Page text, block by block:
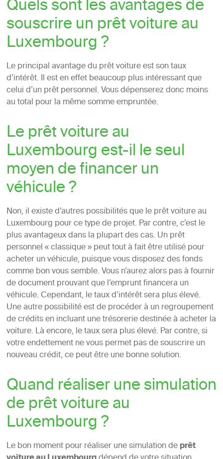
Quels sont les avantages de
souscrire un prêt voiture au
Luxembourg ?
Le principal avantage du prêt voiture est son taux
d’intérêt. Il est en effet beaucoup plus intéressant que
celui d’un prêt personnel. Vous dépenserez donc moins
au total pour la même somme empruntée.
Le prêt voiture au
Luxembourg est-il le seul
moyen de financer un
véhicule ?
Non, il existe d’autres possibilités que le prêt voiture au
Luxembourg pour ce type de projet. Par contre, c’est le
plus avantageux dans la plupart des cas. Un prêt
personnel « classique » peut tout à fait être utilisé pour
acheter un véhicule, puisque vous disposez des fonds
comme bon vous semble. Vous n’aurez alors pas à fournir
de document prouvant que l’emprunt financera un
véhicule. Cependant, le taux d’intérêt sera plus élevé.
Une autre possibilité est de procéder à un regroupement
de crédits en incluant une trésorerie destinée à acheter la
voiture. Là encore, le taux sera plus élevé. Par contre, si
votre endettement ne vous permet pas de souscrire un
nouveau crédit, ce peut être une bonne solution.
Quand réaliser une simulation
de prêt voiture au
Luxembourg ?
Le bon moment pour réaliser une simulation deprêt